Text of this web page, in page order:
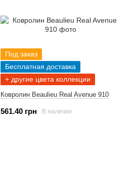
Под заказ
Бесплатная доставка
+ другие цвета коллекции
Ковролин Beaulieu Real Avenue 910
561.40 грн В наличии